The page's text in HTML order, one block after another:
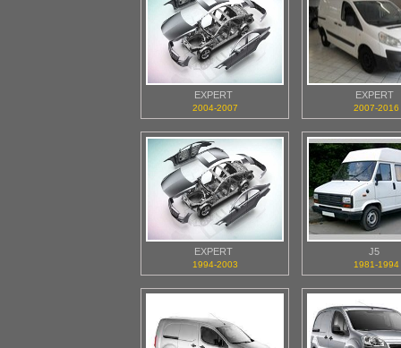
EXPERT
2004-2007
EXPERT
2007-2016
EXPERT
1994-2003
J5
1981-1994